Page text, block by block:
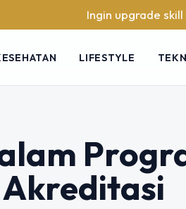
Ingin upgrade skill tanpa
LIFESTYLE
Akreditasi